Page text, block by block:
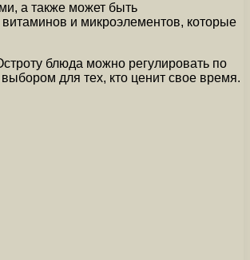
а также может быть
и микроэлементов, которые
блюда можно регулировать по
для тех, кто ценит свое время.